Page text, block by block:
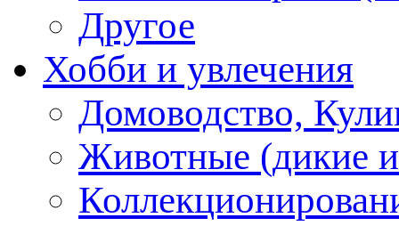
Другое
Хобби и увлечения
Домоводство,
Животные (дикие